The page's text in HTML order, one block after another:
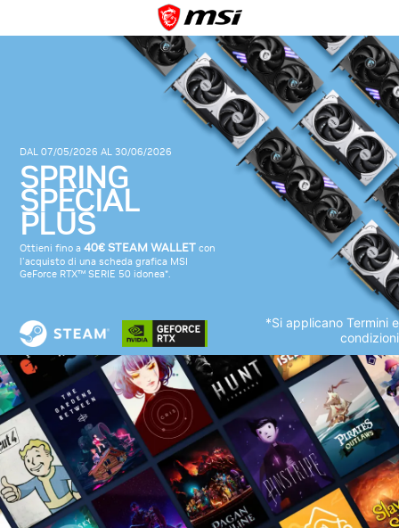
DAL 07/05/2026 AL 30/06/2026
SPRING
SPECIAL
PLUS
Ottieni fino a40€ STEAM WALLET con
l'acquisto di una scheda grafica MSI
GeForce RTX™ SERIE 50 idonea*.
*Si applicano Termini e
condizioni